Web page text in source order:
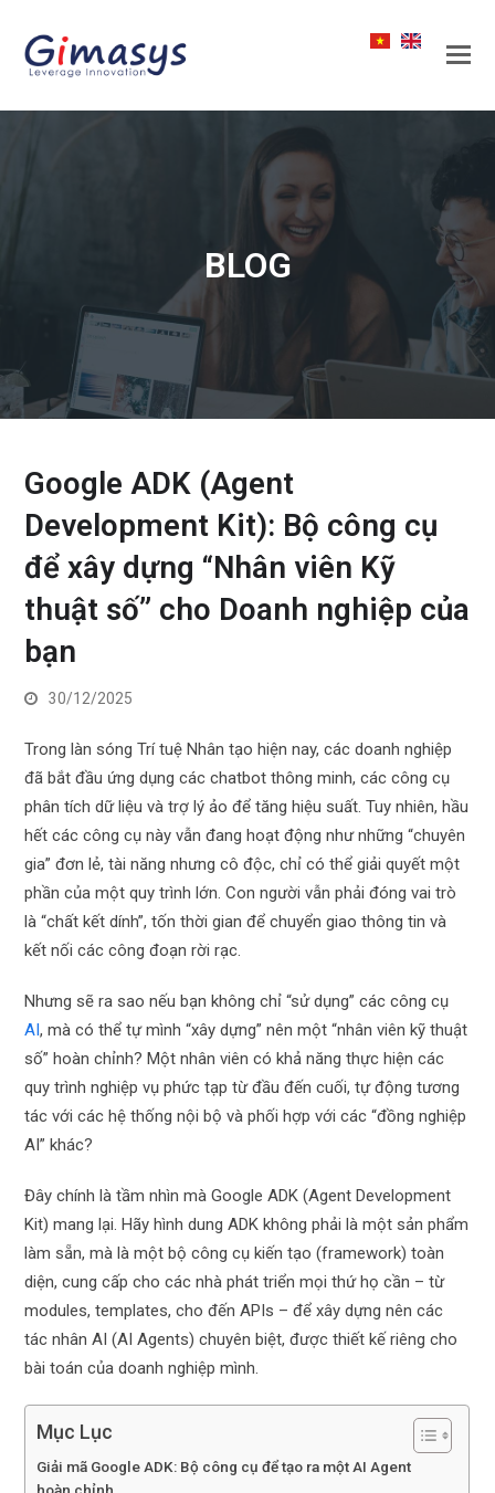
BLOG
Google ADK (Agent
Development Kit): Bộ công cụ
để xây dựng “Nhân viên Kỹ
thuật số” cho Doanh nghiệp của
bạn
30/12/2025
Trong làn sóng Trí tuệ Nhân tạo hiện nay, các doanh nghiệp
đã bắt đầu ứng dụng các chatbot thông minh, các công cụ
phân tích dữ liệu và trợ lý ảo để tăng hiệu suất. Tuy nhiên, hầu
hết các công cụ này vẫn đang hoạt động như những “chuyên
gia” đơn lẻ, tài năng nhưng cô độc, chỉ có thể giải quyết một
phần của một quy trình lớn. Con người vẫn phải đóng vai trò
là “chất kết dính”, tốn thời gian để chuyển giao thông tin và
kết nối các công đoạn rời rạc.
Nhưng sẽ ra sao nếu bạn không chỉ “sử dụng” các công cụ
AI, mà có thể tự mình “xây dựng” nên một “nhân viên kỹ thuật
số” hoàn chỉnh? Một nhân viên có khả năng thực hiện các
quy trình nghiệp vụ phức tạp từ đầu đến cuối, tự động tương
tác với các hệ thống nội bộ và phối hợp với các “đồng nghiệp
AI” khác?
Đây chính là tầm nhìn mà Google ADK (Agent Development
Kit) mang lại. Hãy hình dung ADK không phải là một sản phẩm
làm sẵn, mà là một bộ công cụ kiến tạo (framework) toàn
diện, cung cấp cho các nhà phát triển mọi thứ họ cần – từ
modules, templates, cho đến APIs – để xây dựng nên các
tác nhân AI (AI Agents) chuyên biệt, được thiết kế riêng cho
bài toán của doanh nghiệp mình.
Mục Lục
Giải mã Google ADK: Bộ công cụ để tạo ra một AI Agent